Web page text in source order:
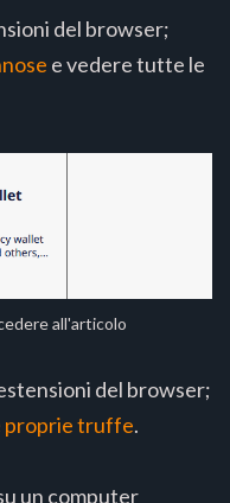
del browser;
e vedere tutte le
all'articolo
del browser;
proprie truffe.
un computer